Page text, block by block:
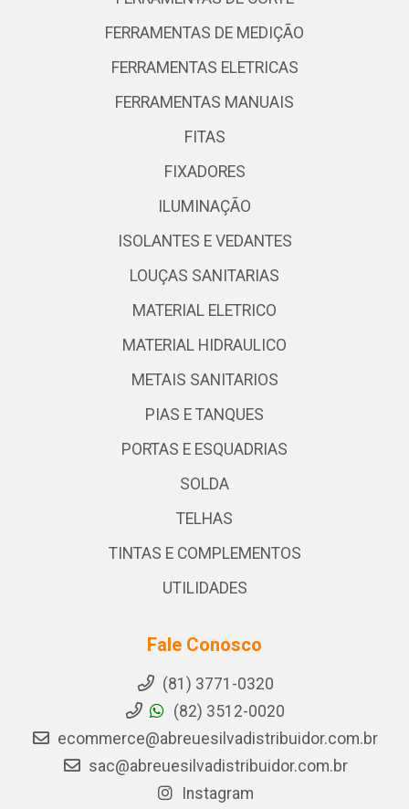
FERRAMENTAS DE MEDIÇÃO
FERRAMENTAS ELETRICAS
FERRAMENTAS MANUAIS
FITAS
FIXADORES
ILUMINAÇÃO
ISOLANTES E VEDANTES
LOUÇAS SANITARIAS
MATERIAL ELETRICO
MATERIAL HIDRAULICO
METAIS SANITARIOS
PIAS E TANQUES
PORTAS E ESQUADRIAS
SOLDA
TELHAS
TINTAS E COMPLEMENTOS
UTILIDADES
Fale Conosco
(81) 3771-0320
(82) 3512-0020
ecommerce@abreuesilvadistribuidor.com.br
sac@abreuesilvadistribuidor.com.br
Instagram